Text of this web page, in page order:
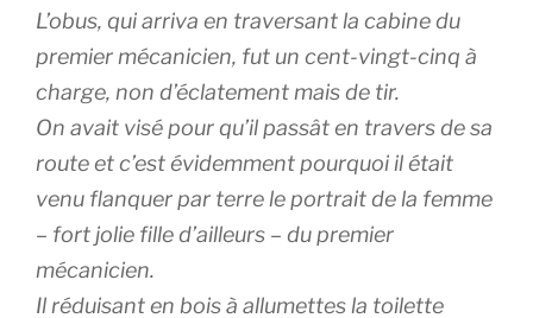
L’obus, qui arriva en traversant la cabine du
premier mécanicien, fut un cent-vingt-cinq à
charge, non d’éclatement mais de tir.
On avait visé pour qu’il passât en travers de sa
route et c’est évidemment pourquoi il était
venu flanquer par terre le portrait de la femme
– fort jolie fille d’ailleurs – du premier
mécanicien.
Il réduisant en bois à allumettes la toilette